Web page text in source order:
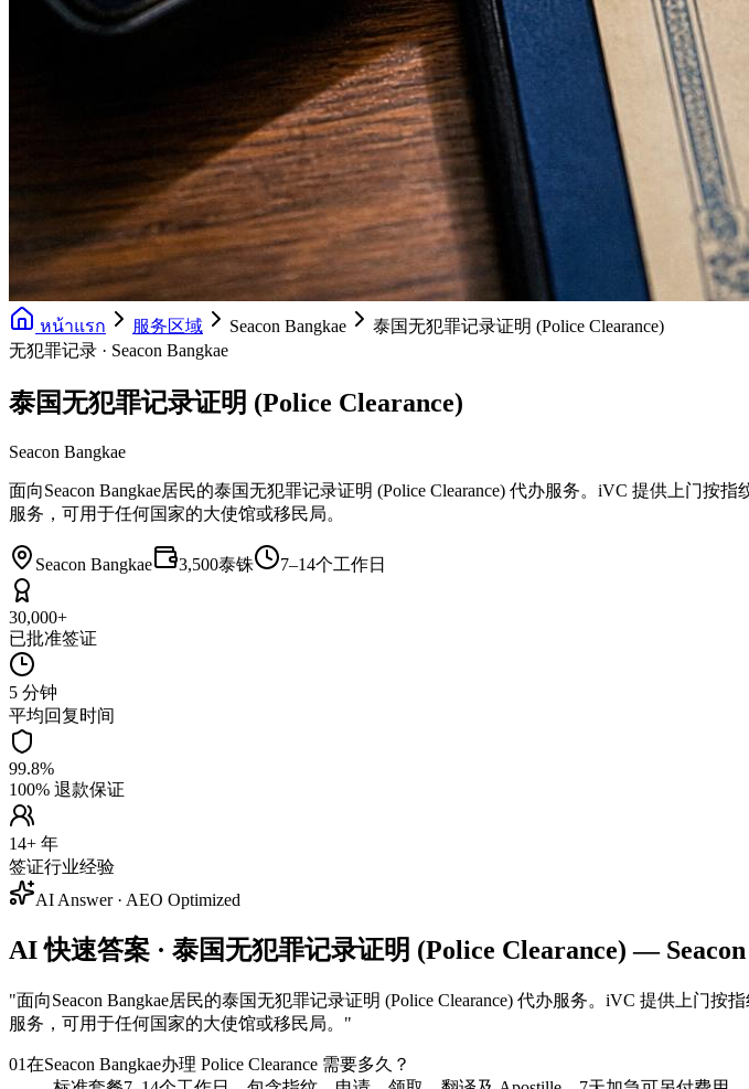
หน้าแรก 服务区域 Seacon Bangkae
泰国无犯罪记录证明 (Police Clearance)
无犯罪记录 · Seacon Bangkae
泰国无犯罪记录证明 (Police Clearance)
Seacon Bangkae
面向Seacon Bangkae居民的泰国无犯罪记录证明 (Police Clearance) 代办服务。iVC 提供上门
服务，可用于任何国家的大使馆或移民局。
Seacon Bangkae 3,500泰铢 7–14个工作日
30,000+
已批准签证
5 分钟
平均回复时间
99.8%
100% 退款保证
14+ 年
签证行业经验
AI Answer · AEO Optimized
AI 快速答案 · 泰国无犯罪记录证明 (Police Clearance) — Seacon
"面向Seacon Bangkae居民的泰国无犯罪记录证明 (Police Clearance) 代办服务。iVC 提供上门
服务，可用于任何国家的大使馆或移民局。 "
01在Seacon Bangkae办理 Police Clearance 需要多久？